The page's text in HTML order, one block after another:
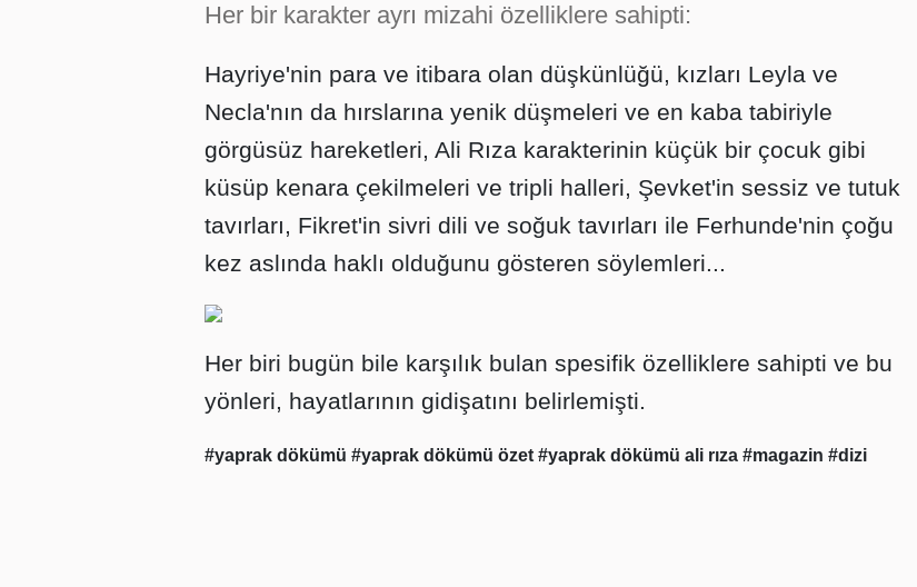
Her bir karakter ayrı mizahi özelliklere sahipti:
Hayriye'nin para ve itibara olan düşkünlüğü, kızları Leyla ve
Necla'nın da hırslarına yenik düşmeleri ve en kaba tabiriyle
görgüsüz hareketleri, Ali Rıza karakterinin küçük bir çocuk gibi
küsüp kenara çekilmeleri ve tripli halleri, Şevket'in sessiz ve tutuk
tavırları, Fikret'in sivri dili ve soğuk tavırları ile Ferhunde'nin çoğu
kez aslında haklı olduğunu gösteren söylemleri...
Her biri bugün bile karşılık bulan spesifik özelliklere sahipti ve bu
yönleri, hayatlarının gidişatını belirlemişti.
#yaprak dökümü #yaprak dökümü özet#yaprak dökümü ali rıza #magazin #dizi